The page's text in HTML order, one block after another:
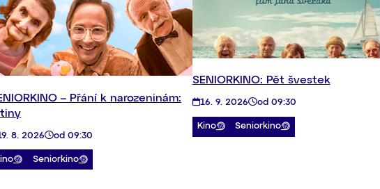
– Přání k narozeninám:
8. 2026 od 09:30
Seniorkino
SENIORKINO: Pět švestek
16. 9. 2026 od 09:30
Kino Seniorkino